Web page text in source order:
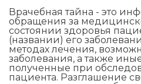
Врачебная тайна - это
обращения за
состоянии здоровья
(названии) его
методах лечения,
заболевания, а также
полученные при
пациента. Разглашение